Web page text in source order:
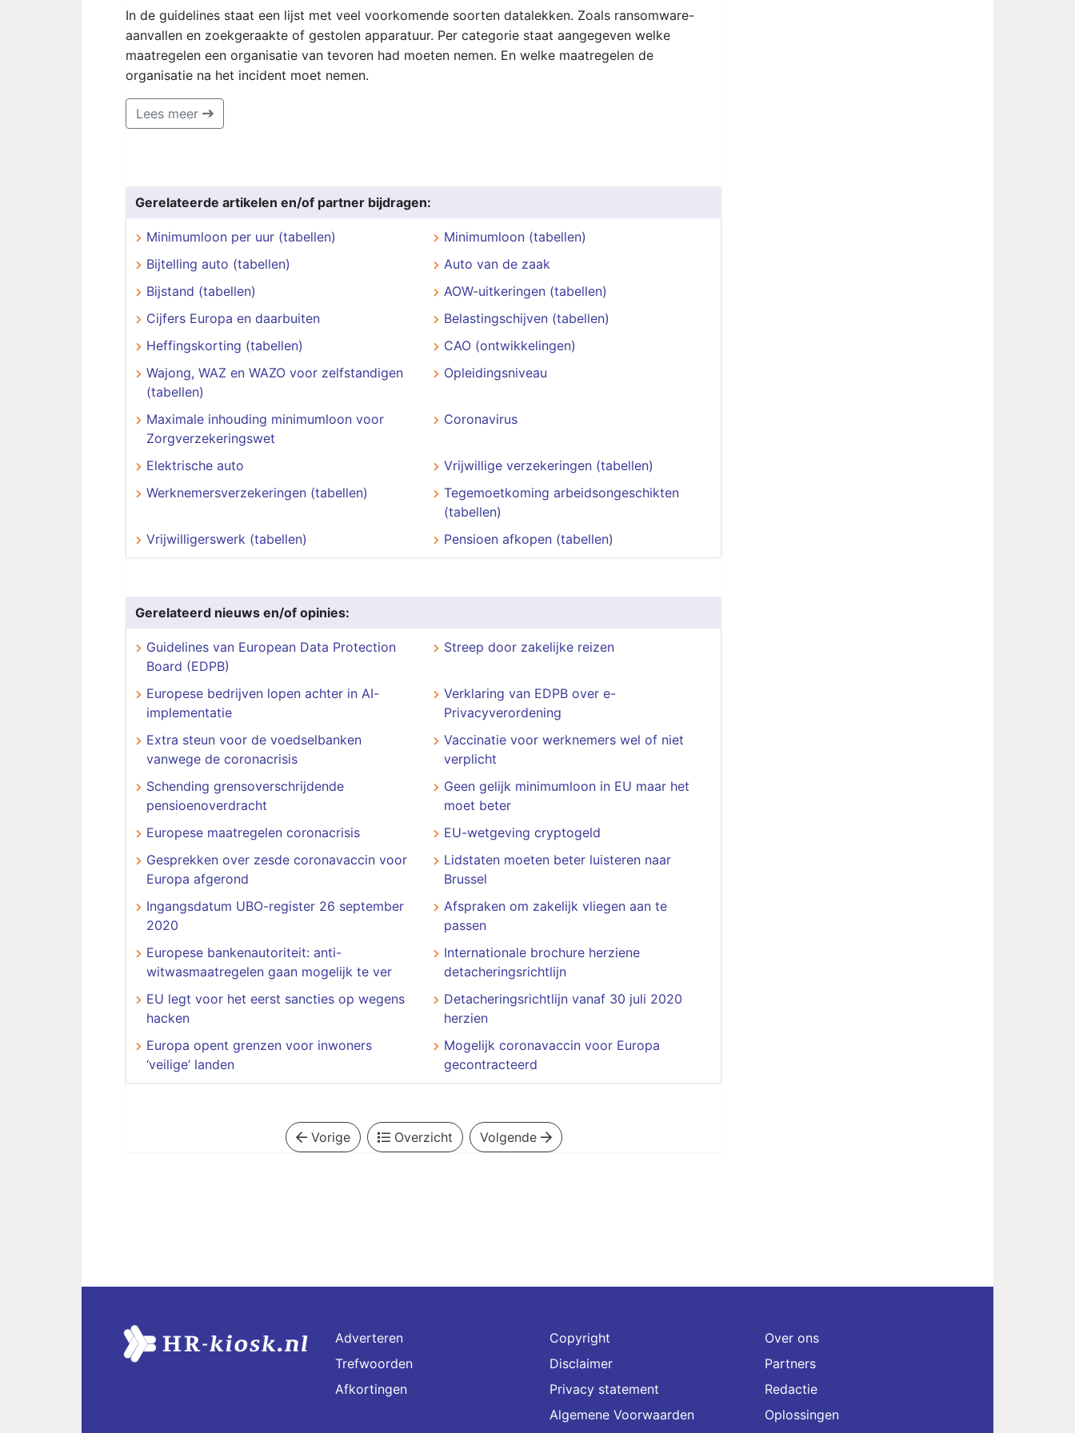
In de guidelines staat een lijst met veel voorkomende soorten datalekken. Zoals ransomware-
aanvallen en zoekgeraakte of gestolen apparatuur. Per categorie staat aangegeven welke
maatregelen een organisatie van tevoren had moeten nemen. En welke maatregelen de
organisatie na het incident moet nemen.
Lees meer
Gerelateerde artikelen en/of partner bijdragen:
Minimumloon per uur (tabellen)
Minimumloon (tabellen)
Bijtelling auto (tabellen)
Auto van de zaak
Bijstand (tabellen)
AOW-uitkeringen (tabellen)
Cijfers Europa en daarbuiten
Belastingschijven (tabellen)
Heffingskorting (tabellen)
CAO (ontwikkelingen)
Wajong, WAZ en WAZO voor zelfstandigen
(tabellen)
Opleidingsniveau
Maximale inhouding minimumloon voor
Zorgverzekeringswet
Coronavirus
Elektrische auto
Vrijwillige verzekeringen (tabellen)
Werknemersverzekeringen (tabellen)
Tegemoetkoming arbeidsongeschikten
(tabellen)
Vrijwilligerswerk (tabellen)
Pensioen afkopen (tabellen)
Gerelateerd nieuws en/of opinies:
Guidelines van European Data Protection
Board (EDPB)
Streep door zakelijke reizen
Europese bedrijven lopen achter in AI-
implementatie
Verklaring van EDPB over e-
Privacyverordening
Extra steun voor de voedselbanken
vanwege de coronacrisis
Vaccinatie voor werknemers wel of niet
verplicht
Schending grensoverschrijdende
pensioenoverdracht
Geen gelijk minimumloon in EU maar het
moet beter
Europese maatregelen coronacrisis
EU-wetgeving cryptogeld
Gesprekken over zesde coronavaccin voor
Europa afgerond
Lidstaten moeten beter luisteren naar
Brussel
Ingangsdatum UBO-register 26 september
2020
Afspraken om zakelijk vliegen aan te
passen
Europese bankenautoriteit: anti-
witwasmaatregelen gaan mogelijk te ver
Internationale brochure herziene
detacheringsrichtlijn
EU legt voor het eerst sancties op wegens
hacken
Detacheringsrichtlijn vanaf 30 juli 2020
herzien
Europa opent grenzen voor inwoners
‘veilige’ landen
Mogelijk coronavaccin voor Europa
gecontracteerd
Vorige Overzicht Volgende
Adverteren
Trefwoorden
Afkortingen
Copyright
Disclaimer
Privacy statement
Algemene Voorwaarden
Over ons
Partners
Redactie
Oplossingen